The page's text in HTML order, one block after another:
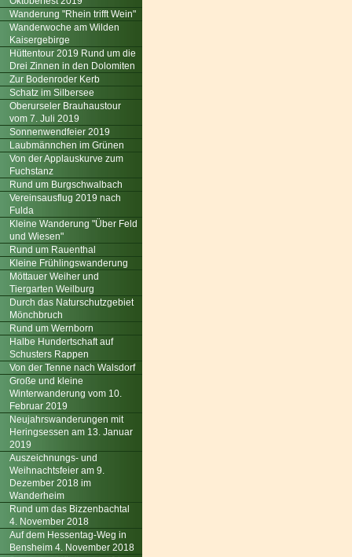
Wanderung "Rhein trifft Wein"
Wanderwoche am Wilden
Kaisergebirge
Hüttentour 2019 Rund um die
Drei Zinnen in den Dolomiten
Zur Bodenroder Kerb
Schatz im Silbersee
Oberurseler Brauhaustour
vom 7. Juli 2019
Sonnenwendfeier 2019
Laubmännchen im Grünen
Von der Applauskurve zum
Fuchstanz
Rund um Burgschwalbach
Vereinsausflug 2019 nach
Fulda
Kleine Wanderung "Über Feld
und Wiesen"
Rund um Rauenthal
Kleine Frühlingswanderung
Möttauer Weiher und
Tiergarten Weilburg
Durch das Naturschutzgebiet
Mönchbruch
Rund um Wernborn
Halbe Hundertschaft auf
Schusters Rappen
Von der Tenne nach Walsdorf
Große und kleine
Winterwanderung vom 10.
Februar 2019
Neujahrswanderungen mit
Heringsessen am 13. Januar
2019
Auszeichnungs- und
Weihnachtsfeier am 9.
Dezember 2018 im
Wanderheim
Rund um das Bizzenbachtal
4. November 2018
Auf dem Hessentag-Weg in
Bensheim 4. November 2018